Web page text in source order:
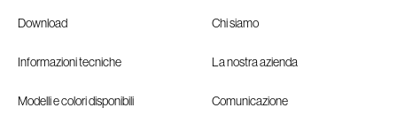
Download
Informazioni tecniche
Modelli e colori disponibili
Chi siamo
La nostra azienda
Comunicazione